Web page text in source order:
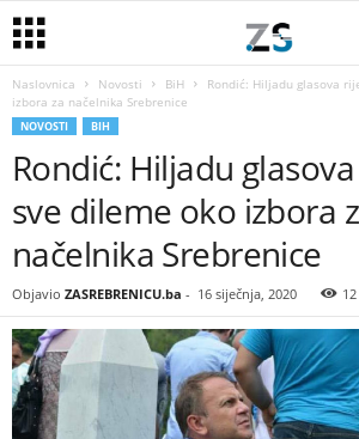
Naslovnica Novosti BiH
Rondić: Hiljadu glasova
izbora za načelnika Srebrenice
NOVOSTI BIH
Rondić: Hiljadu
sve dileme oko izbora
načelnika Srebrenice
Objavio ZASREBRENICU.ba - 16 siječnja, 2020 12